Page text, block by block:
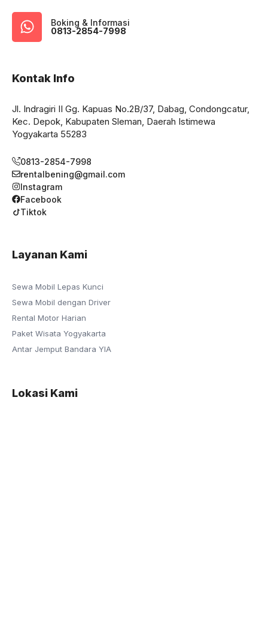
Boking & Informasi
0813-2854-7998
Kontak Info
Jl. Indragiri II Gg. Kapuas No.2B/37, Dabag, Condongcatur,
Kec. Depok, Kabupaten Sleman, Daerah Istimewa
Yogyakarta 55283
0813-2854-7998
rentalbening@gmail.com
Instagram
Facebook
Tiktok
Layanan Kami
Sewa Mobil Lepas Kunci
Sewa Mobil dengan Driver
Rental Motor Harian
Paket Wisata Yogyakarta
Antar Jemput Bandara YIA
Lokasi Kami